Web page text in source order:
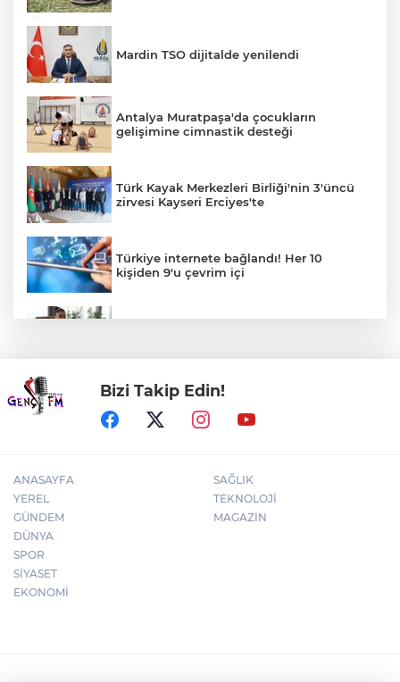
Mardin TSO dijitalde yenilendi
Antalya Muratpaşa'da çocukların
gelişimine cimnastik desteği
Türk Kayak Merkezleri Birliği'nin 3'üncü
zirvesi Kayseri Erciyes'te
Türkiye internete bağlandı! Her 10
kişiden 9'u çevrim içi
Nevşehir Kültür Yolu'nda Sefo coşkusu
Bizi Takip Edin!
ANASAYFA
YEREL
GÜNDEM
DÜNYA
SPOR
SİYASET
EKONOMİ
SAĞLIK
TEKNOLOJİ
MAGAZİN